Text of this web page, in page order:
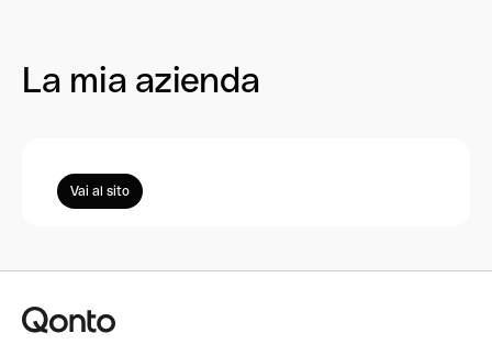
La mia azienda
Vai al sito